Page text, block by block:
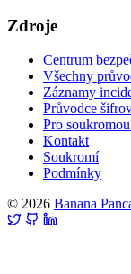
Zdroje
Centrum
Všechny
Záznamy
Průvodce
Pro
Kontakt
Soukromí
Podmínky
© 2026 Banana